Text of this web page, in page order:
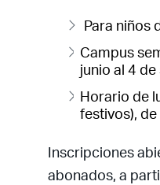
Para niños
Campus
junio al 4
Horario de
festivos),
Inscripciones
abonados, a